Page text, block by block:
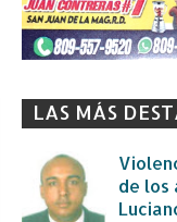
LAS MÁS
de los